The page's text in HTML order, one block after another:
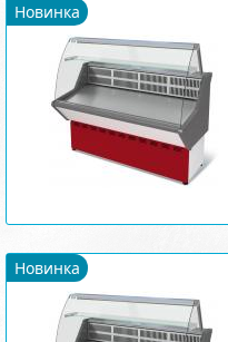
Новинка
Новинка